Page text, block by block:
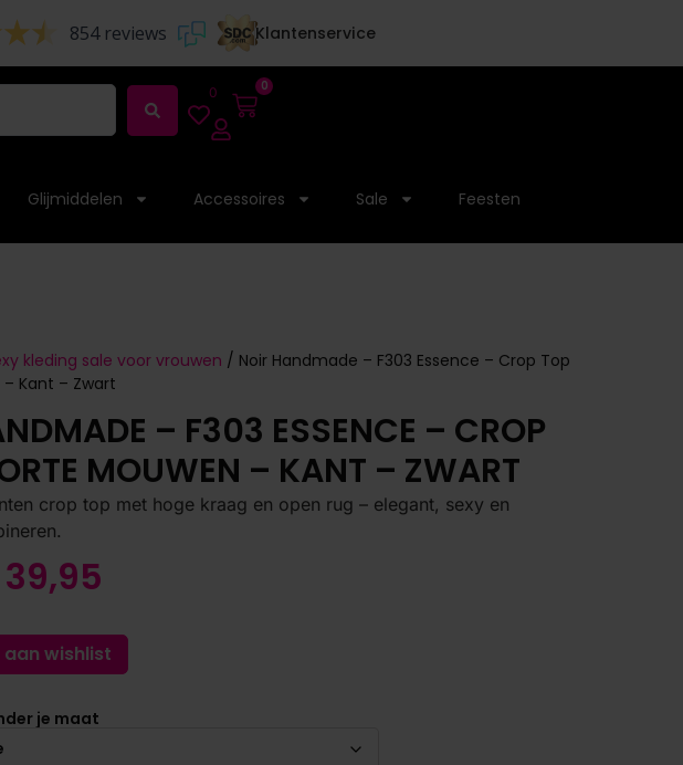
854 reviews Klantenservice
0 0
Glijmiddelen Accessoires Sale Feesten
kleding sale voor vrouwen / Noir Handmade – F303 Essence – Crop Top
Kant – Zwart
– F303 ESSENCE – CROP
MOUWEN – KANT – ZWART
crop top met hoge kraag en open rug – elegant, sexy en
39,95
wishlist
je maat